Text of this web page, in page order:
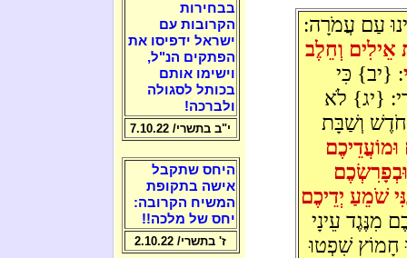
עַם עֲמֹרָה:
וְחֵלֶב
: {יב} כִּי
{יג} לֹא
חֹדֶשׁ וְשַׁבָּת
וּבְפָרִשְׂכֶם
שֹׁמֵעַ יְדֵיכֶם
מִנֶּגֶד עֵינָי
חָמוֹץ שִׁפְטוּ
בבחירות
הקרובות עם
ישראל ידפיסו את
הפתקים הנ"ל,
וישימו אותם
בכותל לסגולה
ולברכה!
י"ב בתשרי/ 7.10.22
היחס שתקבל
אישה בתקופת
המשיח הקרובה:
יחס של מלכה!!
ז' בתשרי/ 2.10.22